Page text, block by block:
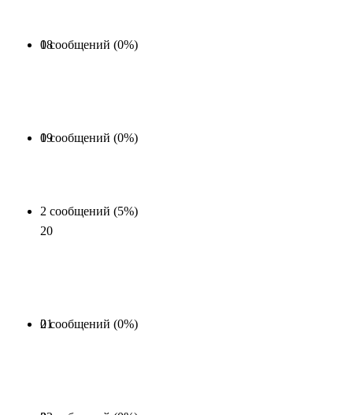
0 сообщений (0%)
18
0 сообщений (0%)
19
2 сообщений (5%)
20
0 сообщений (0%)
21